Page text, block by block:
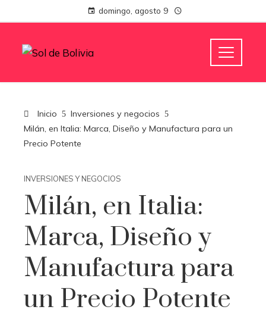
domingo, agosto 9
Inicio
Inversiones y negocios
Milán, en Italia: Marca, Diseño y Manufactura para un
Precio Potente
INVERSIONES Y NEGOCIOS
Milán, en Italia:
Marca, Diseño y
Manufactura para
un Precio Potente